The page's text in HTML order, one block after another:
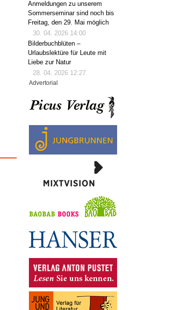
Anmeldungen zu unserem
Sommerseminar sind noch bis
Freitag, den 29. Mai möglich
30. 04. 2026 14:00
Bilderbuchblüten –
Urlaubslektüre für Leute mit
Liebe zur Natur
28. 04. 2026 12:27
Advertorial